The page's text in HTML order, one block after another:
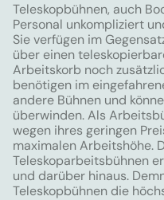
Teleskopbühnen, auch
Personal unkompliziert
Sie verfügen im
über einen
Arbeitskorb noch
benötigen im
andere Bühnen und
überwinden. Als
wegen ihres geringen
maximalen Arbeitshöhe.
Teleskoparbeitsbühnen
und darüber hinaus.
Teleskopbühnen die